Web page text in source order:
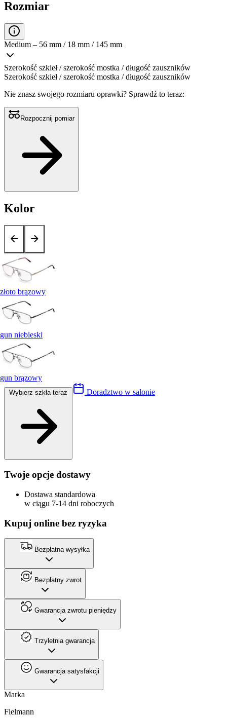
Rozmiar
Medium – 56 mm / 18 mm / 145 mm
Szerokość szkieł / szerokość mostka / długość zauszników
Szerokość szkieł / szerokość mostka / długość zauszników
Nie znasz swojego rozmiaru oprawki? Sprawdź to teraz:
Rozpocznij pomiar
Kolor
złoto brązowy
gun niebieski
gun brązowy
Doradztwo w salonie
Twoje opcje dostawy
Dostawa standardowa
w ciągu 7-14 dni roboczych
Kupuj online bez ryzyka
Bezpłatna wysyłka
Bezpłatny zwrot
Gwarancja zwrotu pieniędzy
Trzyletnia gwarancja
Gwarancja satysfakcji
Marka
Fielmann